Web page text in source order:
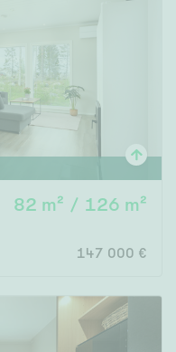
82 m² / 126 m²
147 000 €